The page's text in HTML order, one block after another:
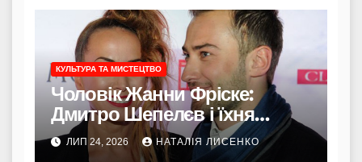
КУЛЬТУРА ТА МИСТЕЦТВО
Чоловік Жанни Фріске:
Дмитро Шепелєв і їхня
історія
ЛИП 24, 2026 НАТАЛІЯ ЛИСЕНКО